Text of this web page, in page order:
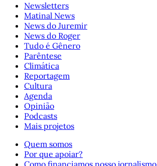
Newsletters
Matinal News
News do Juremir
News do Roger
Tudo é Gênero
Parêntese
Climática
Reportagem
Cultura
Agenda
Opinião
Podcasts
Mais projetos
Quem somos
Por que apoiar?